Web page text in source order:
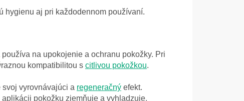
hygienu aj pri každodennom používaní.
na upokojenie a ochranu pokožky. Pri
kompatibilitou s citlivou pokožkou.
vyrovnávajúci a regeneračný efekt.
pokožku zjemňuje a vyhladzuje.